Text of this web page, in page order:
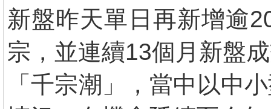
新盤昨天單日再新增逾
宗，並連續13個月新盤
「千宗潮」，當中以中